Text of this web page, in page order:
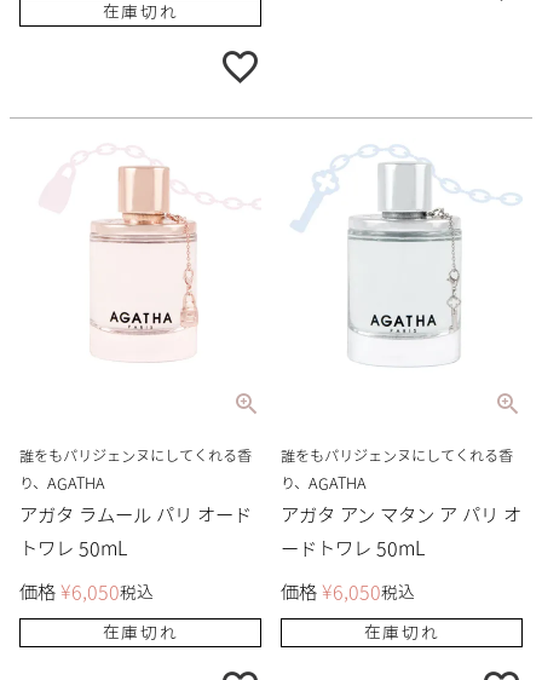
在庫切れ
誰をもパリジェンヌにしてくれる香
り、AGATHA
アガタ ラムール パリ オード
トワレ 50mL
価格 ¥6,050税込
在庫切れ
誰をもパリジェンヌにしてくれる香
り、AGATHA
アガタ アン マタン ア パリ オ
ードトワレ 50mL
価格 ¥6,050税込
在庫切れ